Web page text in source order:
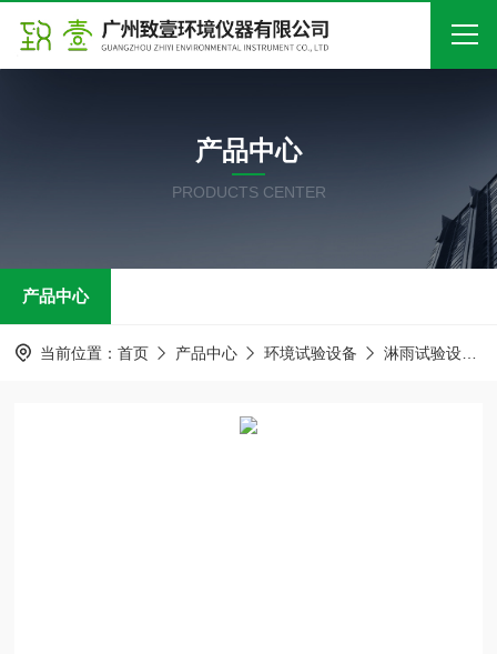
关于我们
产品中心
在线留言
产品中心
PRODUCTS CENTER
产品中心
当前位置： 首页 产品中心 环境试验设备 淋雨试验设备